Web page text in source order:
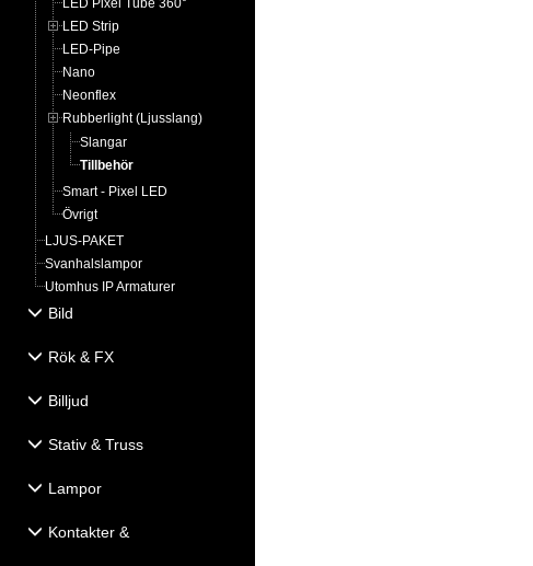
LED Pixel Tube 360°
LED Strip
LED-Pipe
Nano
Neonflex
Rubberlight (Ljusslang)
Slangar
Tillbehör
Smart - Pixel LED
Övrigt
LJUS-PAKET
Svanhalslampor
Utomhus IP Armaturer
Bild
Rök & FX
Billjud
Stativ & Truss
Lampor
Kontakter &